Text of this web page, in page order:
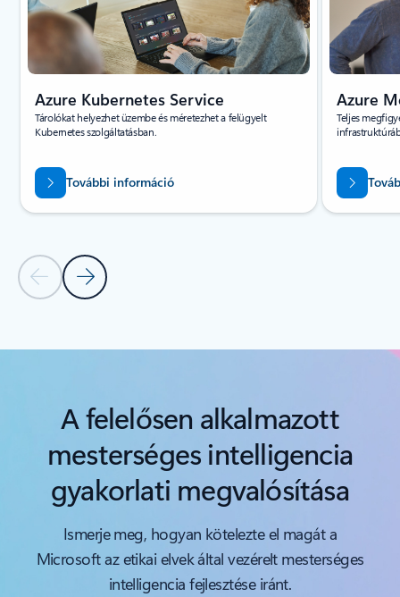
Előző diaKövetkező dia
Azure Kubernetes Service
Tárolókat helyezhet üzembe és méretezhet a felügyelt
Kubernetes szolgáltatásban.
További információ
Azure
Teljes
Vissza a forgótár navigációs vezérlőihez
A felelősen alkalmazott
mesterséges intelligencia
gyakorlati megvalósítása
Ismerje meg, hogyan kötelezte el magát a
Microsoft az etikai elvek által vezérelt mesterséges
intelligencia fejlesztése iránt.